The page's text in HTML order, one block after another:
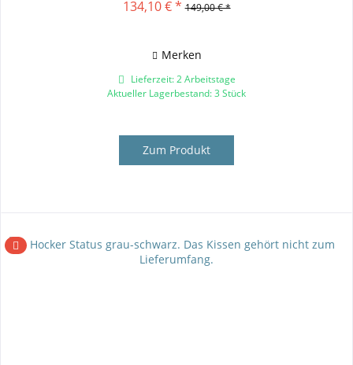
134,10 € * 149,00 € *
Merken
Lieferzeit: 2 Arbeitstage
Aktueller Lagerbestand: 3 Stück
Zum Produkt